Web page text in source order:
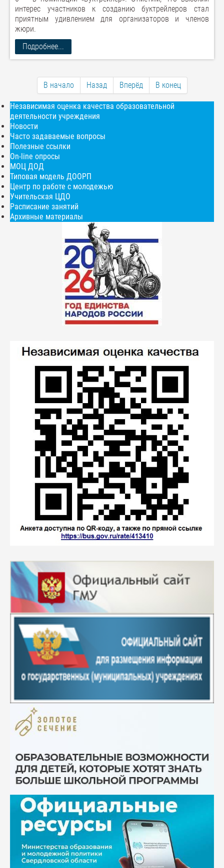
интерес участников к созданию буктрейлеров стал
приятным удивлением для организаторов и членов
жюри.
Подробнее...
В начало Назад Вперёд В конец
Независимая оценка качества образовательной
деятельности учреждения
Новости
Часто задаваемые вопросы
Полезные ссылки
On-line опросы
МОЦ ДОД
Типовая модель ДООРП
Центр по работе с молодежью
Учительская ЦДО
Расписание занятий
Архивные материалы